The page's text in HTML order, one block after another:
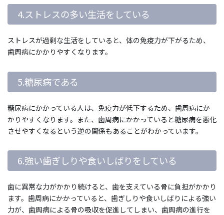
4.ストレスの多い生活をしている
ストレスが過剰な生活をしていると、体の免疫力が下がるため、
歯周病にかかりやすくなります。
5.糖尿病である
糖尿病にかかっている人は、免疫力が低下するため、歯周病にか
かりやすくなります。また、歯周病にかかっていると糖尿病を悪化
させやすくなるという逆の関係もあることがわかっています。
6.強い歯ぎしりや食いしばりをしている
歯に異常な力がかかり続けると、歯を支えている骨に負担がかかり
ます。歯周病にかかっていると、歯ぎしりや食いしばりによる強い
力が、歯周病による骨の吸収を促進してしまい、歯周病の進行を